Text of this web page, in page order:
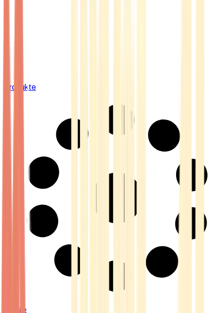
Produkte
Strains